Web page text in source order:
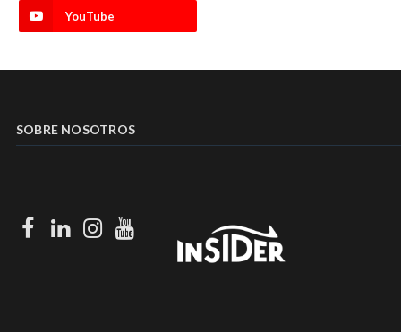
YouTube
SOBRE NOSOTROS
Facebook
LinkedIn
Instagram
Youtube